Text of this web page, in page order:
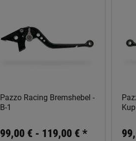
Pazzo Racing Bremshebel -
B-1
99,00 € - 119,00 €*